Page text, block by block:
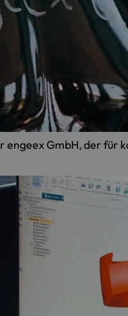
GmbH, der für